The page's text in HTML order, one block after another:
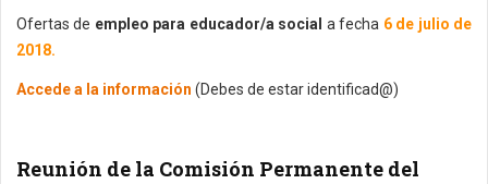
Ofertas de empleo para educador/a social a fecha 6 de julio de
2018.
Accede a la información (Debes de estar identificad@)
Reunión de la Comisión Permanente del